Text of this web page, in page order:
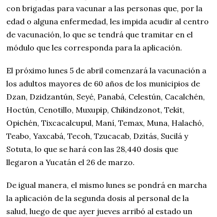
con brigadas para vacunar a las personas que, por la
edad o alguna enfermedad, les impida acudir al centro
de vacunación, lo que se tendrá que tramitar en el
módulo que les corresponda para la aplicación.
El próximo lunes 5 de abril comenzará la vacunación a
los adultos mayores de 60 años de los municipios de
Dzan, Dzidzantún, Seyé, Panabá, Celestún, Cacalchén,
Hoctún, Cenotillo, Muxupip, Chikindzonot, Tekit,
Opichén, Tixcacalcupul, Maní, Temax, Muna, Halachó,
Teabo, Yaxcabá, Tecoh, Tzucacab, Dzitás, Sucilá y
Sotuta, lo que se hará con las 28,440 dosis que
llegaron a Yucatán el 26 de marzo.
De igual manera, el mismo lunes se pondrá en marcha
la aplicación de la segunda dosis al personal de la
salud, luego de que ayer jueves arribó al estado un